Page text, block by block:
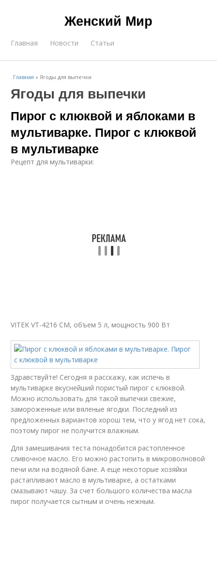
Женский Мир
Главная Новости Статьи
Главная »Ягоды для выпечки
Ягоды для выпечки
Пирог с клюквой и яблоками в
мультиварке. Пирог с клюквой
в мультиварке
Рецепт для мультиварки:
VITEK VT-4216 CM, объем 5 л, мощность 900 Вт
Здравствуйте! Сегодня я расскажу, как испечь в
мультиварке вкуснейший пористый пирог с клюквой.
Можно использовать для такой выпечки свежие,
замороженные или вяленые ягодки. Последний из
предложенных вариантов хорош тем, что у ягод нет сока,
поэтому пирог не получится влажным.
Для замешивания теста понадобится растопленное
сливочное масло. Его можно растопить в микроволновой
печи или на водяной бане. А еще некоторые хозяйки
растапливают масло в мультиварке, а остатками
смазывают чашу. За счет большого количества масла
пирог получается сытным и очень нежным.